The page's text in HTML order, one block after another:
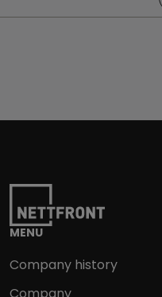
MENU
Company history
Company